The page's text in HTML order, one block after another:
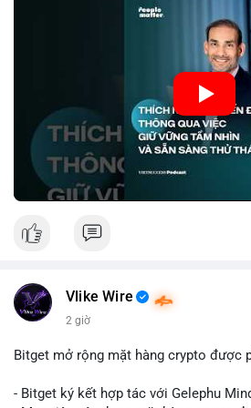
Thay vì phản ứng cảm xúc với những
nhà đầu tư thành công thường tập
bản, phân배 tài sản hợp lý và kiên持
Điều này không chỉ giúp giảm rủi ro
tận dụng cơ hội khi thị trường phục hồi.
🎥 Xem video trực tiếp tại:
Nguồn: VIETSUCCESS
Vlike Wire
2 giờ
Bitget mở rộng mặt hàng crypto được
- Bitget ký kết hợp tác với Gelephu